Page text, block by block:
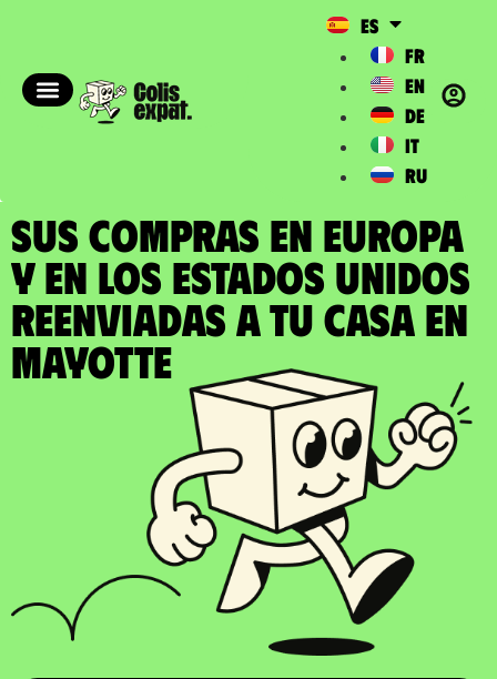
ES
FR
EN
DE
IT
RU
SUS COMPRAS EN EUROPA
Y EN LOS ESTADOS UNIDOS
REENVIADAS a tu casa en
Mayotte